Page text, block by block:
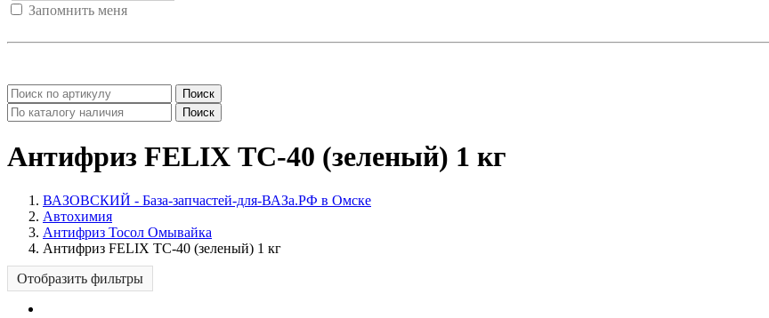
Запомнить меня
Поиск
Поиск
Антифриз FELIX ТС-40 (зеленый) 1 кг
ВАЗОВСКИЙ - База-запчастей-для-ВАЗа.РФ в Омске
Автохимия
Антифриз Тосол Омывайка
Антифриз FELIX ТС-40 (зеленый) 1 кг
Отобразить фильтры